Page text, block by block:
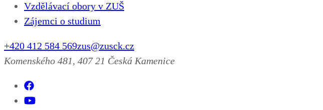
Vzdělávací obory v ZUŠ
Zájemci o studium
+420 412 584 569zus@zusck.cz
Komenského 481, 407 21 Česká Kamenice